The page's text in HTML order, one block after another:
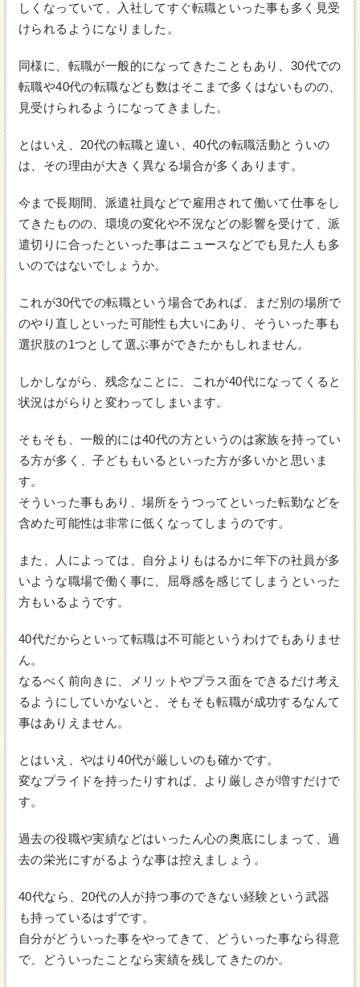
しくなっていて、入社してすぐ転職といった事も多く見受
けられるようになりました。
同様に、転職が一般的になってきたこともあり、30代での
転職や40代の転職なども数はそこまで多くはないものの、
見受けられるようになってきました。
とはいえ、20代の転職と違い、40代の転職活動とういの
は、その理由が大きく異なる場合が多くあります。
今まで長期間、派遣社員などで雇用されて働いて仕事をし
てきたものの、環境の変化や不況などの影響を受けて、派
遣切りに合ったといった事はニュースなどでも見た人も多
いのではないでしょうか。
これが30代での転職という場合であれば、まだ別の場所で
のやり直しといった可能性も大いにあり、そういった事も
選択肢の1つとして選ぶ事ができたかもしれません。
しかしながら、残念なことに、これが40代になってくると
状況はがらりと変わってしまいます。
そもそも、一般的には40代の方というのは家族を持ってい
る方が多く、子どももいるといった方が多いかと思いま
す。
そういった事もあり、場所をうつってといった転勤などを
含めた可能性は非常に低くなってしまうのです。
また、人によっては、自分よりもはるかに年下の社員が多
いような職場で働く事に、屈辱感を感じてしまうといった
方もいるようです。
40代だからといって転職は不可能というわけでもありませ
ん。
なるべく前向きに、メリットやプラス面をできるだけ考え
るようにしていかないと、そもそも転職が成功するなんて
事はありえません。
とはいえ、やはり40代が厳しいのも確かです。
変なプライドを持ったりすれば、より厳しさが増すだけで
す。
過去の役職や実績などはいったん心の奥底にしまって、過
去の栄光にすがるような事は控えましょう。
40代なら、20代の人が持つ事のできない経験という武器
も持っているはずです。
自分がどういった事をやってきて、どういった事なら得意
で、どういったことなら実績を残してきたのか。